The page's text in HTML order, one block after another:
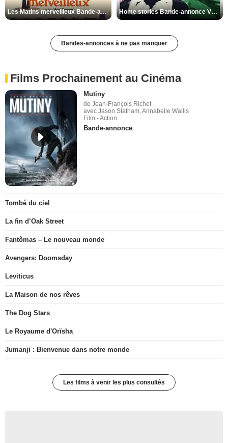
Les Matins merveilleux Bande-annonce VF Home stories Bande-annonce VO STFR
Bandes-annonces à ne pas manquer
Films Prochainement au Cinéma
Mutiny
de Jean-François Richet
avec Jason Statham, Annabelle Wallis
Film - Action
Bande-annonce
Tombé du ciel
La fin d’Oak Street
Fantômas – Le nouveau monde
Avengers: Doomsday
Leviticus
La Maison de nos rêves
The Dog Stars
Le Royaume d'Orïsha
Jumanji : Bienvenue dans notre monde
Les films à venir les plus consultés